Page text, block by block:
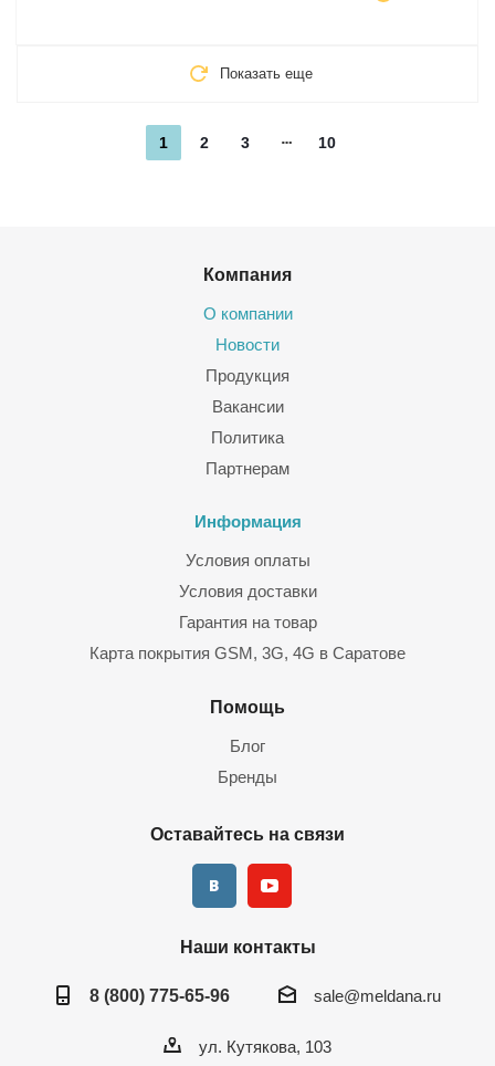
Показать еще
1 2 3 10
Компания
О компании
Новости
Продукция
Вакансии
Политика
Партнерам
Информация
Условия оплаты
Условия доставки
Гарантия на товар
Карта покрытия GSM, 3G, 4G в Саратове
Помощь
Блог
Бренды
Оставайтесь на связи
Наши контакты
8 (800) 775-65-96 sale@meldana.ru
ул. Кутякова, 103